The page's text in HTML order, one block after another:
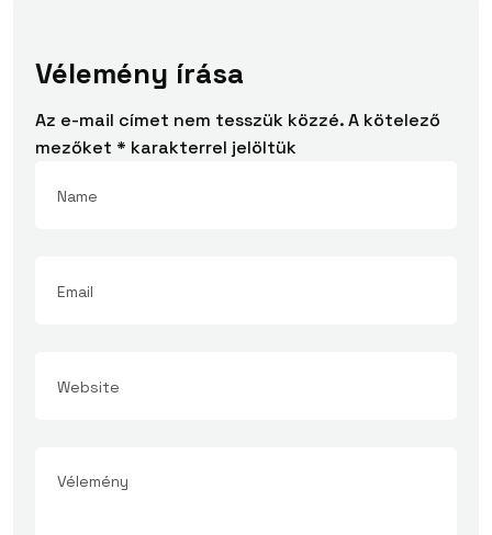
Vélemény írása
Az e-mail címet nem tesszük közzé.A kötelező
mezőket * karakterrel jelöltük